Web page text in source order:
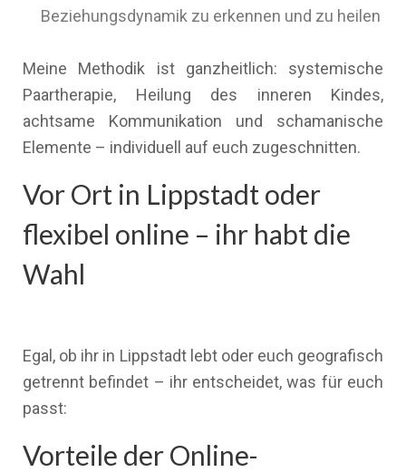
Beziehungsdynamik zu erkennen und zu heilen
Meine Methodik ist ganzheitlich: systemische
Paartherapie, Heilung des inneren Kindes,
achtsame Kommunikation und schamanische
Elemente – individuell auf euch zugeschnitten.
Vor Ort in Lippstadt oder
flexibel online – ihr habt die
Wahl
Egal, ob ihr in Lippstadt lebt oder euch geografisch
getrennt befindet – ihr entscheidet, was für euch
passt:
Vorteile der Online-